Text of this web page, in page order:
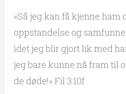
«Så jeg kan få kjenne ham
oppstandelse og
idet jeg blir gjort lik med
jeg bare kunne nå fram til
de døde!» Fil 3:10f